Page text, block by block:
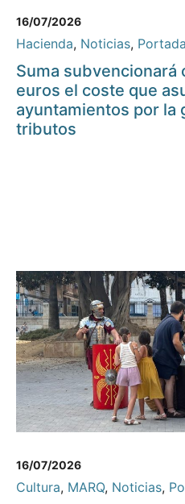
16/07/2026
Hacienda, Noticias, Portada
Suma subvencionará
euros el coste que
ayuntamientos por la
tributos
16/07/2026
Cultura, MARQ, Noticias,